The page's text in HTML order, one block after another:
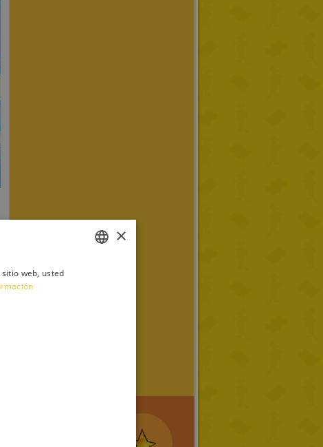
×
web, usted